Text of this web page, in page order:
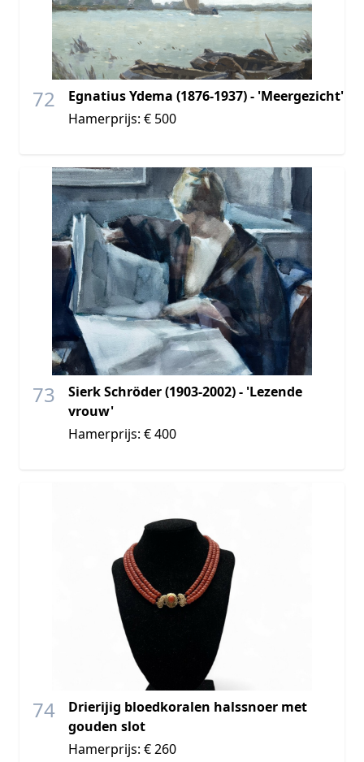
72
Egnatius Ydema (1876-1937) - 'Meergezicht'
Hamerprijs: € 500
73
Sierk Schröder (1903-2002) - 'Lezende
vrouw'
Hamerprijs: € 400
74
Drierijig bloedkoralen halssnoer met
gouden slot
Hamerprijs: € 260